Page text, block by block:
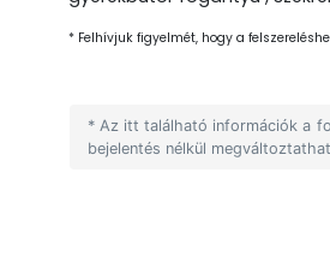
* Felhívjuk figyelmét, hogy a
* Az itt található információk a
bejelentés nélkül